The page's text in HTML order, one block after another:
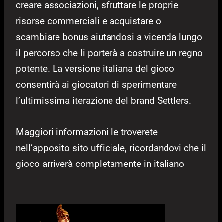
creare associazioni, sfruttare le proprie
risorse commerciali e acquistare o
scambiare bonus aiutandosi a vicenda lungo
il percorso che li porterà a costruire un regno
potente. La versione italiana del gioco
consentirà ai giocatori di sperimentare
l’ultimissima iterazione del brand Settlers.
Maggiori informazioni le troverete
nell’apposito sito ufficiale, ricordandovi che il
gioco arriverà completamente in italiano